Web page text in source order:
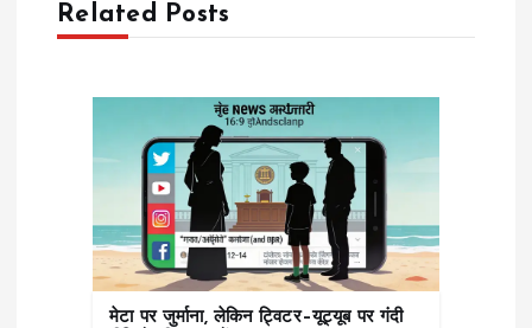
Related Posts
मेटा पर जुर्माना, लेकिन ट्विटर–यूट्यूब पर गंदी